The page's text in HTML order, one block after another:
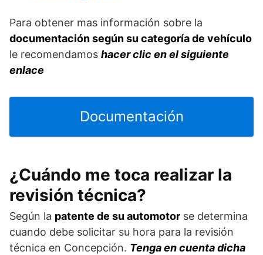
Para obtener mas información sobre la
documentación según su categoría de vehículo
le recomendamos hacer clic en el siguiente
enlace
Documentación
¿Cuándo me toca realizar la
revisión técnica?
Según la patente de su automotor se determina
cuando debe solicitar su hora para la revisión
técnica en Concepción. Tenga en cuenta dicha